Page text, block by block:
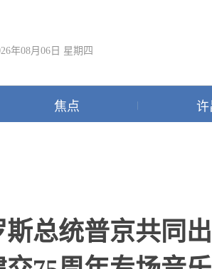
年08月06日 星期四
焦点 许
总统普京共同